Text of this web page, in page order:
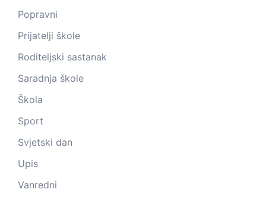
Popravni
Prijatelji škole
Roditeljski sastanak
Saradnja škole
Škola
Sport
Svjetski dan
Upis
Vanredni